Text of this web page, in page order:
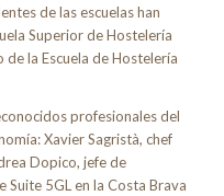
de las escuelas han
Superior de Hostelería
de la Escuela de Hostelería
profesionales del
Xavier Sagristà, chef
Dopico, jefe de
5GL en la Costa Brava